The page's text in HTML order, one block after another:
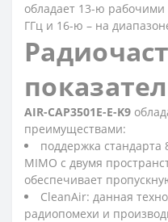
обладает 13-ю
ГГц и 16-ю – на
AIR-CAP3501E-E-K9
преимуществами:
поддержка
MIMO с двумя
обеспечивает
CleanAir: данная
радиопомехи и